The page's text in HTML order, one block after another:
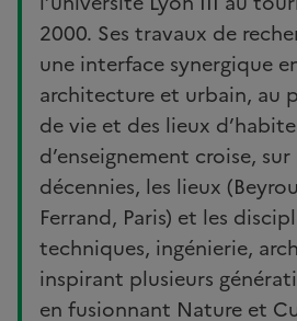
2000. Ses travaux de
une interface synergique
architecture et urbain, au
de vie et des lieux
d’enseignement croise,
décennies, les lieux
Ferrand, Paris) et les
techniques, ingénierie,
inspirant plusieurs
en fusionnant Nature et